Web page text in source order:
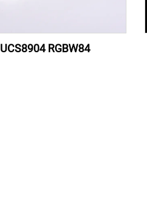
UCS8904 RGBW84